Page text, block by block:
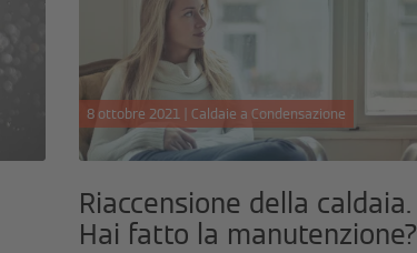
8 ottobre 2021 | Caldaie a Condensazione
Riaccensione della caldaia.
Hai fatto la manutenzione?